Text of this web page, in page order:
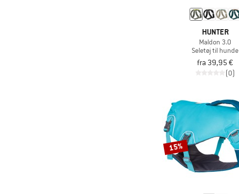
HUNTER
Maldon 3.0
Seletøj til hunde
fra 39,95 €
(0)
15%